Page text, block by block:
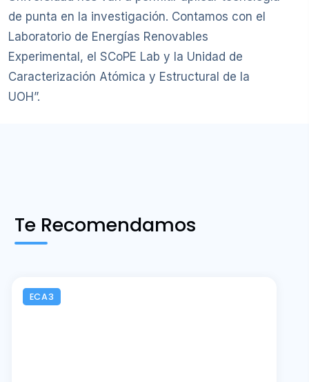
de punta en la investigación. Contamos con el
Laboratorio de Energías Renovables
Experimental, el SCoPE Lab y la Unidad de
Caracterización Atómica y Estructural de la
UOH”.
Te Recomendamos
ECA3